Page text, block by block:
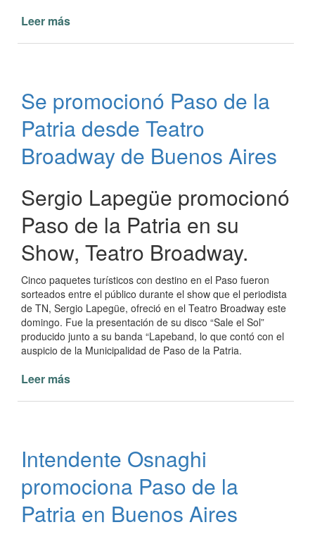
Leer más
Paso
de
la
Patria
Se promocionó Paso de la
Patria desde Teatro
Broadway de Buenos Aires
Sergio Lapegüe promocionó
Paso de la Patria en su
Show, Teatro Broadway.
Cinco paquetes turísticos con destino en el Paso fueron
sorteados entre el público durante el show que el periodista
de TN, Sergio Lapegüe, ofreció en el Teatro Broadway este
domingo. Fue la presentación de su disco “Sale el Sol”
producido junto a su banda “Lapeband, lo que contó con el
auspicio de la Municipalidad de Paso de la Patria.
Leer más
la
Patria
desde
Broadway
Intendente Osnaghi
promociona Paso de la
Patria en Buenos Aires